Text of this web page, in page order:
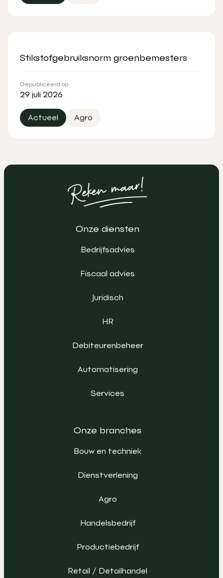
Stikstofgebruiksnorm groenbemesters
Gepubliceerd op
29 juli 2026
Actueel Agro
Onze diensten
Bedrijfsadvies
Fiscaal advies
Juridisch
HR
Debiteurenbeheer
Automatisering
Services
Onze branches
Bouw en techniek
Dienstverlening
Agro
Handelsbedrijf
Productiebedrijf
Retail / Detailhandel